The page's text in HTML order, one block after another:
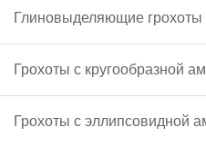
Глиновыделяющие грохоты
Грохоты с кругообразной
Грохоты с эллипсовидной